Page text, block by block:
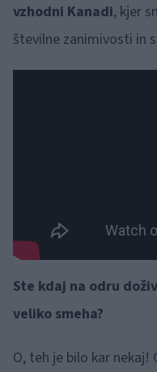
vzhodni Kanadi, kjer
številne zanimivosti in
Ste kdaj na odru
veliko smeha?
O, teh je bilo kar